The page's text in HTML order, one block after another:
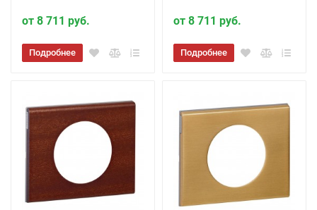
от 8 711 руб.
Подробнее
от 8 711 руб.
Подробнее